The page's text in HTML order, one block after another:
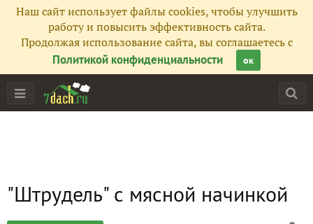
Наш сайт использует файлы cookies, чтобы улучшить
работу и повысить эффективность сайта.
Продолжая использование сайта, вы соглашаетесь с
Политикой конфиденциальности
ок
"Штрудель" с мясной начинкой